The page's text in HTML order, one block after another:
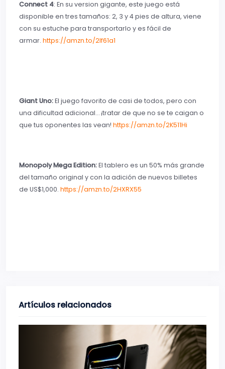
Connect 4: En su version gigante, este juego está
disponible en tres tamaños: 2, 3 y 4 pies de altura, viene
con su estuche para transportarlo y es fácil de
armar. https://amzn.to/2If61a1
Giant Uno:El juego favorito de casi de todos, pero con
una dificultad adicional… ¡tratar de que no se te caigan o
que tus oponentes las vean! https://amzn.to/2K511Hi
Monopoly Mega Edition:El tablero es un 50% más grande
del tamaño original y con la adición de nuevos billetes
de US$1,000. https://amzn.to/2HXRX55
Artículos relacionados